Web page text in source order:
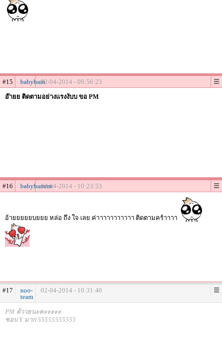
#15 babybam02-04-2014 - 09:56:23
อ๊ายย ติดตามอย่างแรงงับบ ขอ PM
#16 babybamme02-04-2014 - 10:23:53
อ้ายยยยยบยยย หล่อ ถึง ใจ เลย ค่าาาาาาาาาาา ติดตามคร้าาาา
#17
noo-
team
02-04-2014 - 10:31:40
PM ด้ววยนะคะะะะะ
ชอบ Y มาก 55555555555